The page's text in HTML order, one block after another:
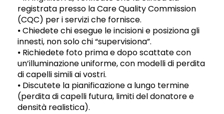
registrata presso la Care Quality Commission
(CQC) per i servizi che fornisce.
⦁ Chiedete chi esegue le incisioni e posiziona gli
innesti, non solo chi “supervisiona”.
⦁ Richiedete foto prima e dopo scattate con
un’illuminazione uniforme, con modelli di perdita
di capelli simili ai vostri.
⦁ Discutete la pianificazione a lungo termine
(perdita di capelli futura, limiti del donatore e
densità realistica).